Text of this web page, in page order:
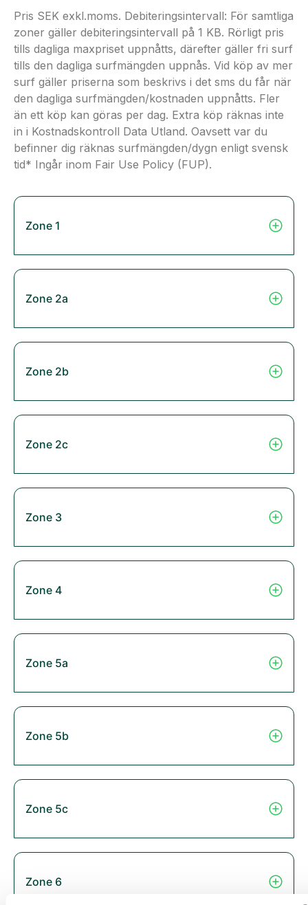
Pris SEK exkl.moms. Debiteringsintervall: För samtliga
zoner gäller debiteringsintervall på 1 KB. Rörligt pris
tills dagliga maxpriset uppnåtts, därefter gäller fri surf
tills den dagliga surfmängden uppnås. Vid köp av mer
surf gäller priserna som beskrivs i det sms du får när
den dagliga surfmängden/kostnaden uppnåtts. Fler
än ett köp kan göras per dag. Extra köp räknas inte
in i Kostnadskontroll Data Utland. Oavsett var du
befinner dig räknas surfmängden/dygn enligt svensk
tid* Ingår inom Fair Use Policy (FUP).
Zone 1
Zone 2a
Zone 2b
Zone 2c
Zone 3
Zone 4
Zone 5a
Zone 5b
Zone 5c
Zone 6